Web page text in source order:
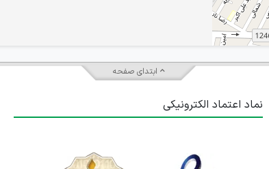
ابتدای صفحه
نماد اعتماد الکترونیکی